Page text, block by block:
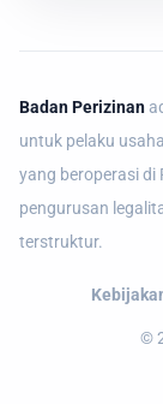
Badan Perizinan
untuk pelaku
yang beroperasi di
pengurusan
terstruktur.
©